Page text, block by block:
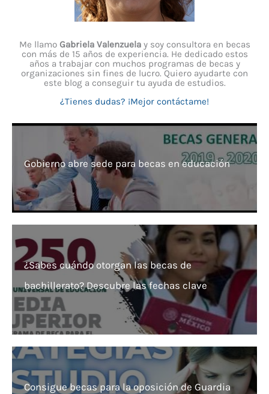
Me llamo Gabriela Valenzuelay soy consultora en becas
con más de 15 años de experiencia. He dedicado estos
años a trabajar con muchos programas de becas y
organizaciones sin fines de lucro. Quiero ayudarte con
este blog a conseguir tu ayuda de estudios.
¿Tienes dudas? ¡Mejor contáctame!
Gobierno abre sede para becas en educación
¿Sabes cuándo otorgan las becas de
bachillerato? Descubre las fechas clave
Consigue becas para la oposición de Guardia